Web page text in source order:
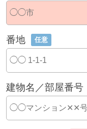
番地 任意
建物名／部屋番号